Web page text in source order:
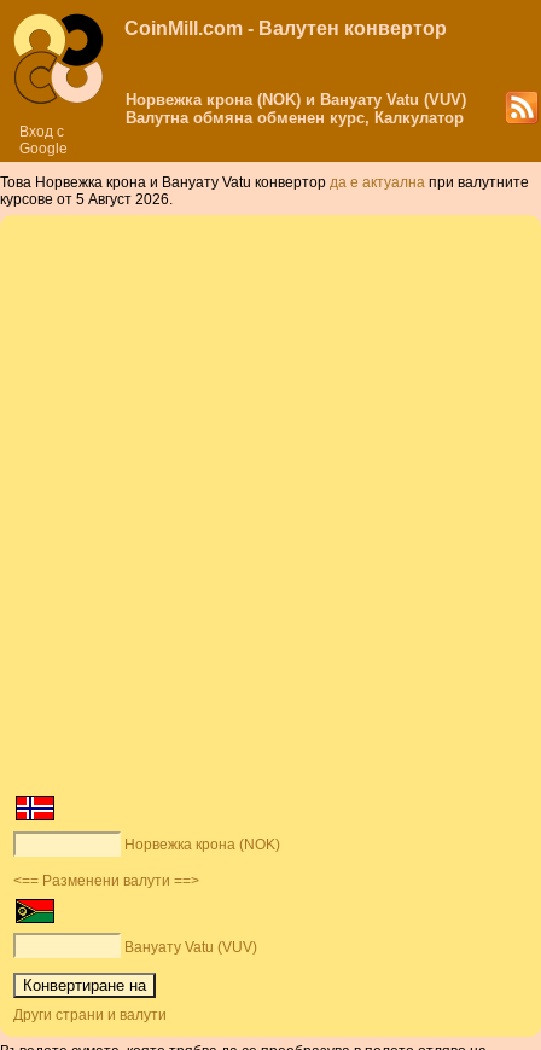
Вход с
Google
CoinMill.com - Валутен конвертор
Норвежка крона (NOK) и Вануату Vatu (VUV)
Валутна обмяна обменен курс, Калкулатор
Това Норвежка крона и Вануату Vatu конвертор да е актуална при валутните
курсове от 5 Август 2026.
Норвежка крона (NOK)
<== Разменени валути ==>
Вануату Vatu (VUV)
Други страни и валути